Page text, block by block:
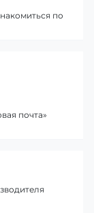
по
почта»